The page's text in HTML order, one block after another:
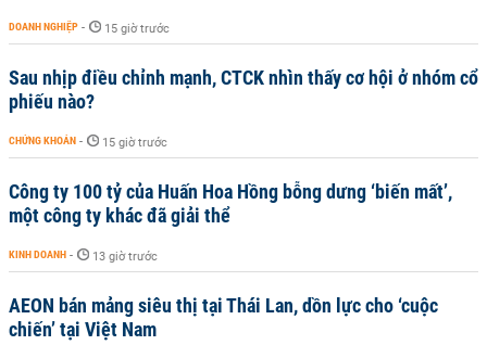
DOANH NGHIỆP - 15 giờ trước
Sau nhịp điều chỉnh mạnh, CTCK nhìn thấy cơ hội ở nhóm cổ
phiếu nào?
CHỨNG KHOÁN - 15 giờ trước
Công ty 100 tỷ của Huấn Hoa Hồng bỗng dưng ‘biến mất’,
một công ty khác đã giải thể
KINH DOANH - 13 giờ trước
AEON bán mảng siêu thị tại Thái Lan, dồn lực cho ‘cuộc
chiến’ tại Việt Nam